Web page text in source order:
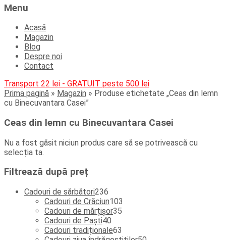
Menu
Acasă
Magazin
Blog
Despre noi
Contact
Transport 22 lei - GRATUIT peste 500 lei
Prima pagină » Magazin » Produse etichetate „Ceas din lemn
cu Binecuvantara Casei”
Ceas din lemn cu Binecuvantara Casei
Nu a fost găsit niciun produs care să se potrivească cu
selecția ta.
Filtrează după preț
Cadouri de sărbători236
de
produse
Cadouri de Crăciun103
Cadouri de mărțișor35
Cadouri de Paști40
de
Cadouri tradiționale63